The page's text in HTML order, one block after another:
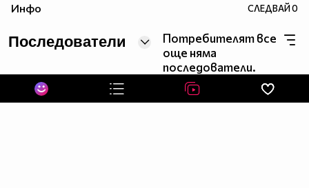
Инфо СЛЕДВАЙ0
Последователи
Потребителят все
още няма
последователи.